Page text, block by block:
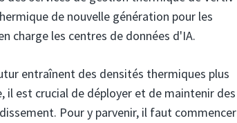
de nouvelle génération pour les
charge les centres de données d'IA.
entraînent des densités thermiques plus
est crucial de déployer et de maintenir des
Pour y parvenir, il faut commencer